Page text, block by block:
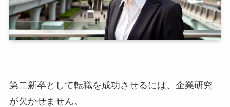
第二新卒として転職を成功させるには、企業研究
が欠かせません。